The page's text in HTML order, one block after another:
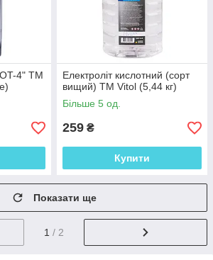
4" ТМ
Електроліт кислотний (сорт
вищий) ТМ Vitol (5,44 кг)
Більше 5 од.
259 ₴
Купити
Показати ще
1 / 2